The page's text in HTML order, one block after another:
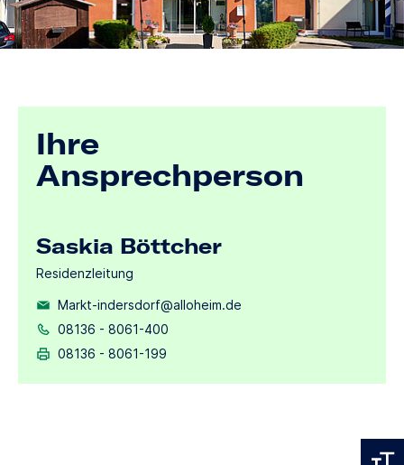
Ihre
Ansprechperson
Saskia Böttcher
Residenzleitung
Markt-indersdorf@alloheim.de
08136 - 8061-400
08136 - 8061-199